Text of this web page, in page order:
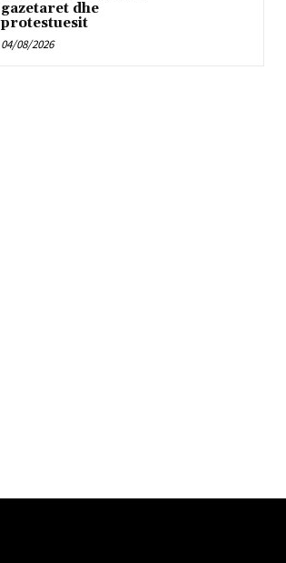
gazetaret dhe
protestuesit
04/08/2026